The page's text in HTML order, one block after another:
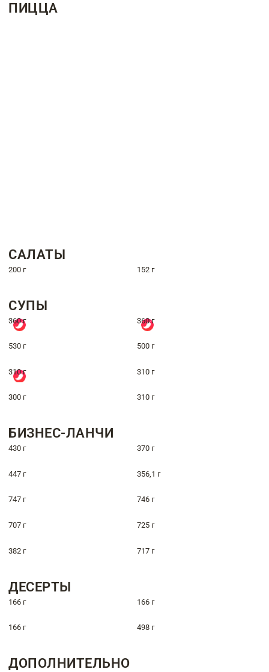
ПИЦЦА
САЛАТЫ
200 г 152 г
СУПЫ
360 г 360 г
530 г 500 г
310 г 310 г
300 г 310 г
БИЗНЕС-ЛАНЧИ
430 г 370 г
447 г 356,1 г
747 г 746 г
707 г 725 г
382 г 717 г
ДЕСЕРТЫ
166 г 166 г
166 г 498 г
ДОПОЛНИТЕЛЬНО